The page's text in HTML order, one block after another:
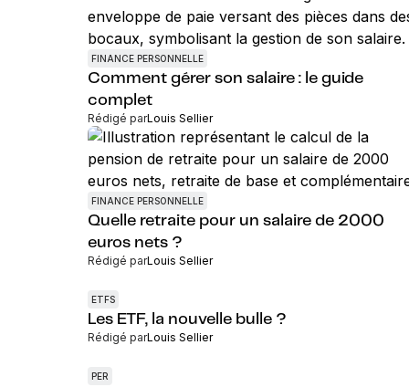
FINANCE PERSONNELLE
Comment gérer son salaire : le guide
complet
Rédigé parLouis Sellier
FINANCE PERSONNELLE
Quelle retraite pour un salaire de 2000
euros nets ?
Rédigé parLouis Sellier
ETFS
Les ETF, la nouvelle bulle ?
Rédigé parLouis Sellier
PER